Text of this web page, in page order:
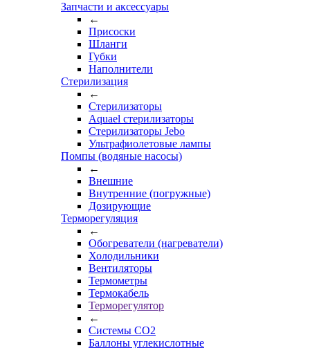
Запчасти и аксессуары
←
Присоски
Шланги
Губки
Наполнители
Стерилизация
←
Стерилизаторы
Aquael стерилизаторы
Стерилизаторы Jebo
Ультрафиолетовые лампы
Помпы (водяные насосы)
←
Внешние
Внутренние (погружные)
Дозирующие
Терморегуляция
←
Обогреватели (нагреватели)
Холодильники
Вентиляторы
Термометры
Термокабель
Терморегулятор
←
Системы CO2
Баллоны углекислотные